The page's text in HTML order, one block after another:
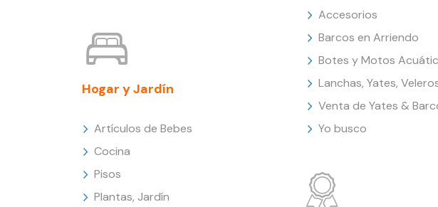
Hogar y Jardín
Artículos de Bebes
Cocina
Pisos
Plantas, Jardín
Accesorios
Barcos en Arriendo
Botes y Motos
Lanchas, Yates,
Venta de Yates &
Yo busco